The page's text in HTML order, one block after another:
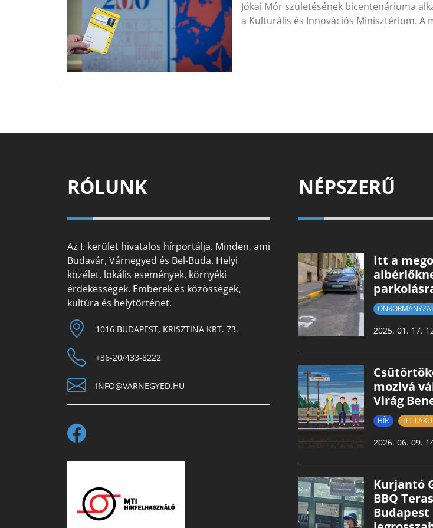
Jókai Mór születésének bicentenáriuma
a Kulturális és Innovációs Minisztérium. A
RÓLUNK
Az I. kerület hivatalos hírportálja. Minden, ami
Budavár, Várnegyed és Bel-Buda. Helyi
közélet, lokális események, környéki
érdekességek. Emberek és közösségek,
kultúra és helytörténet.
1016 BUDAPEST, KRISZTINA KRT. 73.
+36-20/433-8222
INFO@VARNEGYED.HU
NÉPSZERŰ
Itt a
2025. 01. 17.
mozivá
Virág
HÍR ITT
2026. 06. 09.
Kurjantó
BBQ
Budapest